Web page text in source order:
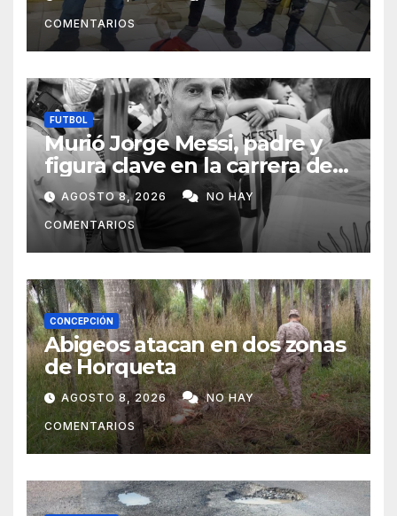
Horqueta
COMENTARIOS
FUTBOL
Murió Jorge Messi, padre y
figura clave en la carrera de
Lionel Messi
AGOSTO 8, 2026 NO HAY
COMENTARIOS
CONCEPCIÓN
Abigeos atacan en dos zonas
de Horqueta
AGOSTO 8, 2026 NO HAY
COMENTARIOS